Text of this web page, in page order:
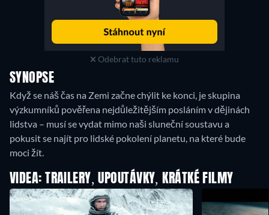
Odebrat tuto reklamu
SYNOPSE
Když se náš čas na Zemi začne chýlit ke konci, je skupina
výzkumníků pověřena nejdůležitějším posláním v dějinách
lidstva – musí se vydat mimo naši sluneční soustavu a
pokusit se najít pro lidské pokolení planetu, na které bude
moci žít.
VIDEA: TRAILERY, UPOUTÁVKY, KRÁTKÉ FILMY